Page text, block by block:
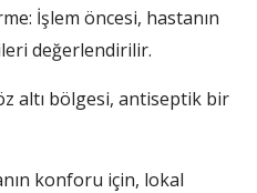
İşlem öncesi, hastanın
değerlendirilir.
altı bölgesi, antiseptik bir
konforu için, lokal